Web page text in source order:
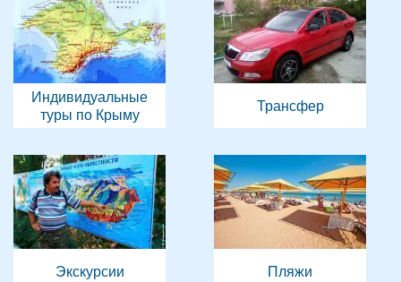
Индивидуальные
туры по Крыму
Трансфер
Экскурсии Пляжи